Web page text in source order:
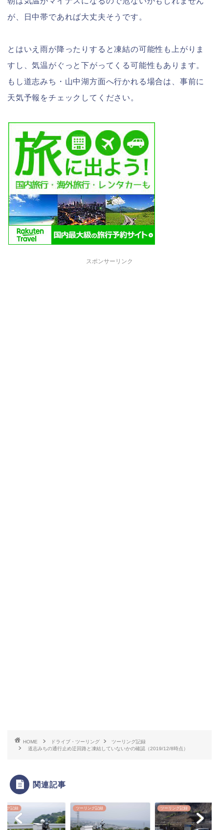
が、日中帯であれば大丈夫そうです。
とはいえ雨が降ったりすると凍結の可能性も上がりま
すし、気温がぐっと下がってくる可能性もあります。
もし道志みち・山中湖方面へ行かれる場合は、事前に
天気予報をチェックしてください。
スポンサーリンク
HOME ドライブ・ツーリング
ツーリング記録
道志みちの通行止め迂回路と凍結していないかの確認（2019/12/8時点）
関連記事
ング記録 ツーリング記録 ツーリング記録